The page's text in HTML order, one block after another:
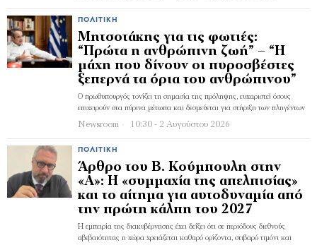
ΠΟΛΙΤΙΚΉ
Μητσοτάκης για τις φωτιές:
“Πρώτα η ανθρώπινη ζωή” – “Η
μάχη που δίνουν οι πυροσβέστες
ξεπερνά τα όρια του ανθρώπινου”
Ο πρωθυπουργός τονίζει τη σημασία της πρόληψης, ευχαριστεί όσους
επιχειρούν στα πύρινα μέτωπα και δεσμεύεται για στήριξη των πληγέντων
Newsroom 10:30 - 2 Αυγούστου 2026
ΠΟΛΙΤΙΚΉ
Άρθρο του Β. Κούμπουλη στην
«Α»: Η «συμμαχία της απελπισίας»
και το αίτημα για αυτοδυναμία από
την πρώτη κάλπη του 2027
Η εμπειρία της διακυβέρνησης έχει δείξει ότι σε περιόδους διεθνούς
αβεβαιότητας η χώρα χρειάζεται καθαρό ορίζοντα, στιβαρό τιμόνι και